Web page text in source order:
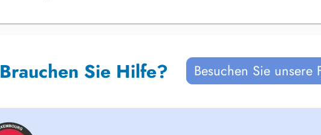
Brauchen Sie Hilfe? Besuchen Sie unsere